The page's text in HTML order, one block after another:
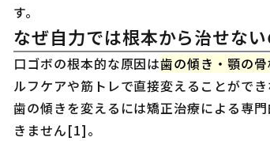
す。
なぜ自力では根本から治せな
口ゴボの根本的な原因は歯の傾き・顎の
ルフケアや筋トレで直接変えることができ
歯の傾きを変えるには矯正治療による専
きません[1]。